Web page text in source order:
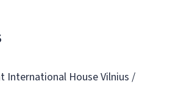
International House Vilnius /